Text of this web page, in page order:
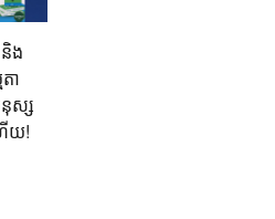
ង
ា
ស្ស
ើយ!